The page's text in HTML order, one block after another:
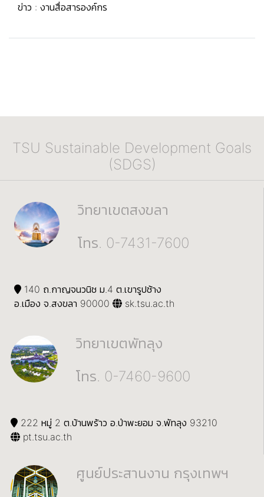
ข่าว : งานสื่อสารองค์กร
TSU Sustainable Development Goals
(SDGS)
วิทยาเขตสงขลา
โทร. 0-7431-7600
140 ถ.กาญจนวนิช ม.4 ต.เขารูปช้าง
อ.เมือง จ.สงขลา 90000
sk.tsu.ac.th
วิทยาเขตพัทลุง
โทร. 0-7460-9600
222 หมู่ 2 ต.บ้านพร้าว อ.ป่าพะยอม จ.พัทลุง 93210
pt.tsu.ac.th
ศูนย์ประสานงาน กรุงเทพฯ